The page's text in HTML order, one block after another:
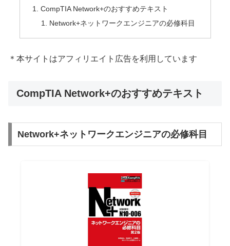
CompTIA Network+のおすすめテキスト
Network+ネットワークエンジニアの必修科目
＊本サイトはアフィリエイト広告を利用しています
CompTIA Network+のおすすめテキスト
Network+ネットワークエンジニアの必修科目